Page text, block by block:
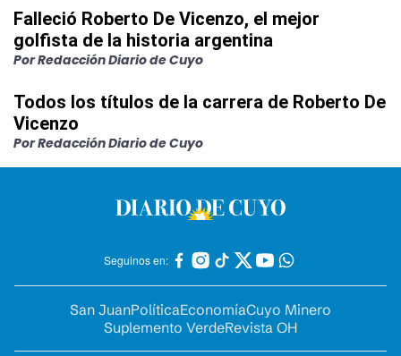
Falleció Roberto De Vicenzo, el mejor
golfista de la historia argentina
Por Redacción Diario de Cuyo
Todos los títulos de la carrera de Roberto De
Vicenzo
Por Redacción Diario de Cuyo
Seguinos en:
San JuanPolíticaEconomíaCuyo Minero
Suplemento VerdeRevista OH